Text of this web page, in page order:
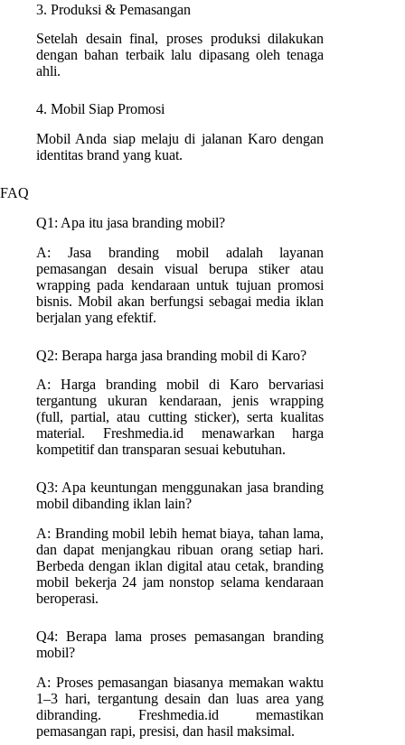
3. Produksi & Pemasangan
Setelah desain final, proses produksi dilakukan
dengan bahan terbaik lalu dipasang oleh tenaga
ahli.
4. Mobil Siap Promosi
Mobil Anda siap melaju di jalanan Karo dengan
identitas brand yang kuat.
FAQ
Q1: Apa itu jasa branding mobil?
A: Jasa branding mobil adalah layanan
pemasangan desain visual berupa stiker atau
wrapping pada kendaraan untuk tujuan promosi
bisnis. Mobil akan berfungsi sebagai media iklan
berjalan yang efektif.
Q2: Berapa harga jasa branding mobil di Karo?
A: Harga branding mobil di Karo bervariasi
tergantung ukuran kendaraan, jenis wrapping
(full, partial, atau cutting sticker), serta kualitas
material. Freshmedia.id menawarkan harga
kompetitif dan transparan sesuai kebutuhan.
Q3: Apa keuntungan menggunakan jasa branding
mobil dibanding iklan lain?
A: Branding mobil lebih hemat biaya, tahan lama,
dan dapat menjangkau ribuan orang setiap hari.
Berbeda dengan iklan digital atau cetak, branding
mobil bekerja 24 jam nonstop selama kendaraan
beroperasi.
Q4: Berapa lama proses pemasangan branding
mobil?
A: Proses pemasangan biasanya memakan waktu
1–3 hari, tergantung desain dan luas area yang
dibranding. Freshmedia.id memastikan
pemasangan rapi, presisi, dan hasil maksimal.